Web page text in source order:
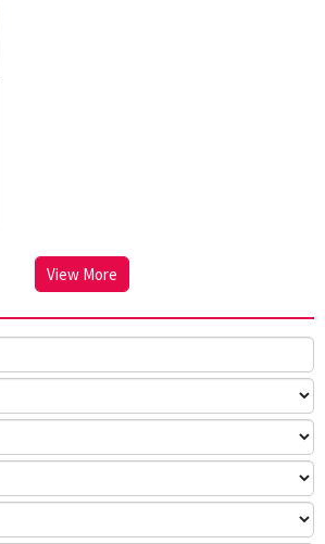
View More